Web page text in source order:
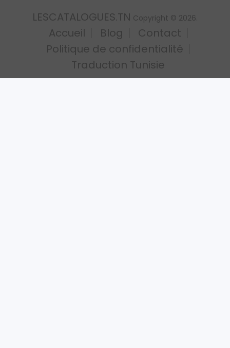
LESCATALOGUES.TN Copyright © 2026.
Accueil Blog
Contact
Politique de confidentialité
Traduction Tunisie